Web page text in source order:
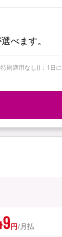
べます。
則適用なし))：1
円